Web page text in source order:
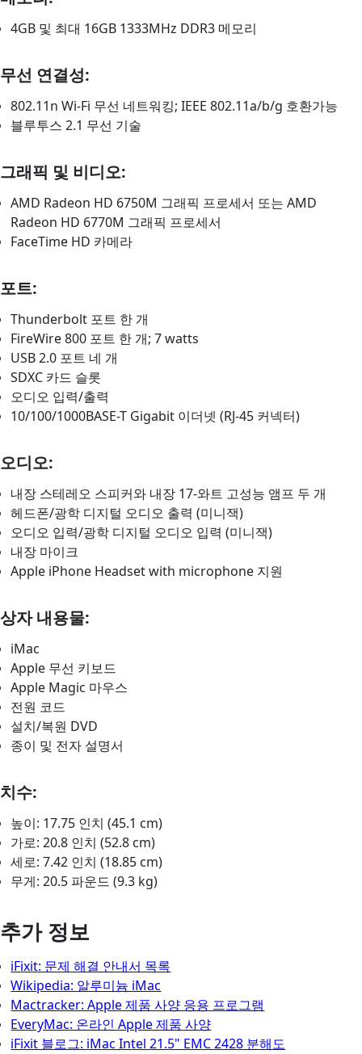
4GB 및 최대 16GB 1333MHz DDR3 메모리
무선 연결성:
802.11n Wi-Fi 무선 네트워킹; IEEE 802.11a/b/g 호환가능
블루투스 2.1 무선 기술
그래픽 및 비디오:
AMD Radeon HD 6750M 그래픽 프로세서 또는 AMD
Radeon HD 6770M 그래픽 프로세서
FaceTime HD 카메라
포트:
Thunderbolt 포트 한 개
FireWire 800 포트 한 개; 7 watts
USB 2.0 포트 네 개
SDXC 카드 슬롯
오디오 입력/출력
10/100/1000BASE-T Gigabit 이더넷 (RJ-45 커넥터)
오디오:
내장 스테레오 스피커와 내장 17-와트 고성능 앰프 두 개
헤드폰/광학 디지털 오디오 출력 (미니잭)
오디오 입력/광학 디지털 오디오 입력 (미니잭)
내장 마이크
Apple iPhone Headset with microphone 지원
상자 내용물:
iMac
Apple 무선 키보드
Apple Magic 마우스
전원 코드
설치/복원 DVD
종이 및 전자 설명서
치수:
높이: 17.75 인치 (45.1 cm)
가로: 20.8 인치 (52.8 cm)
세로: 7.42 인치 (18.85 cm)
무게: 20.5 파운드 (9.3 kg)
추가 정보
iFixit: 문제 해결 안내서 목록
Wikipedia: 알루미늄 iMac
Mactracker: Apple 제품 사양 응용 프로그램
EveryMac: 온라인 Apple 제품 사양
iFixit 블로그: iMac Intel 21.5" EMC 2428 분해도